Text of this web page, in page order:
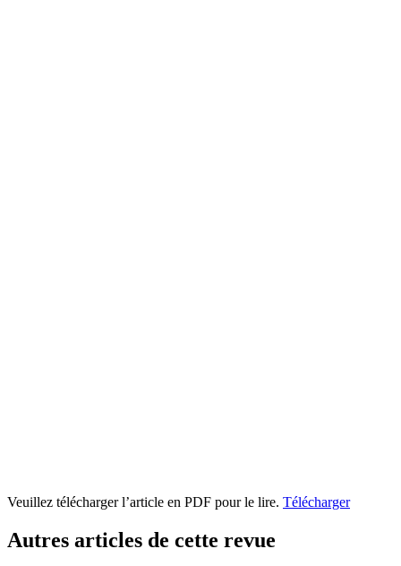
Veuillez télécharger l’article en PDF pour le lire. Télécharger
Autres articles de cette revue